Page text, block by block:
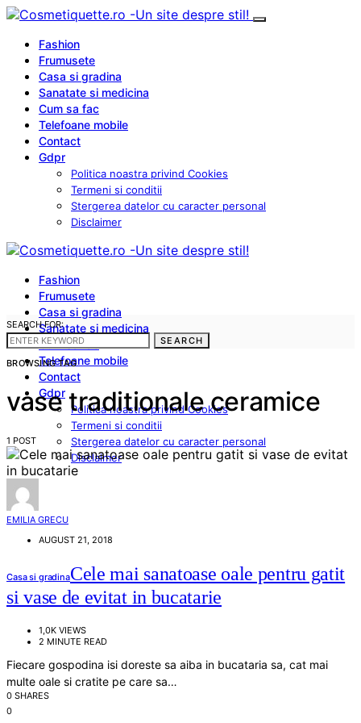
Fashion
Frumusete
Casa si gradina
Sanatate si medicina
Cum sa fac
Telefoane mobile
Contact
Gdpr
Politica noastra privind Cookies
Termeni si conditii
Stergerea datelor cu caracter personal
Disclaimer
Fashion
Frumusete
Casa si gradina
Sanatate si medicina
Cum sa fac
Telefoane mobile
Contact
Gdpr
Politica noastra privind Cookies
Termeni si conditii
Stergerea datelor cu caracter personal
Disclaimer
SEARCH FOR:
SEARCH
BROWSING TAG
vase traditionale ceramice
1 POST
EMILIA GRECU
AUGUST 21, 2018
Casa si gradinaCele mai sanatoase oale pentru gatit
si vase de evitat in bucatarie
1,0K VIEWS
2 MINUTE READ
Fiecare gospodina isi doreste sa aiba in bucataria sa, cat mai
multe oale si cratite pe care sa…
0 SHARES
0